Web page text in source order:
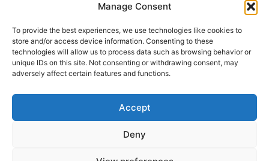
Manage Consent
To provide the best experiences, we use technologies like cookies to
store and/or access device information. Consenting to these
technologies will allow us to process data such as browsing behavior or
unique IDs on this site. Not consenting or withdrawing consent, may
adversely affect certain features and functions.
Accept
Deny
Ronda Guinardó, 164 · 08041 Barcelona
Política de privacitat
© 2008-2024 Indic